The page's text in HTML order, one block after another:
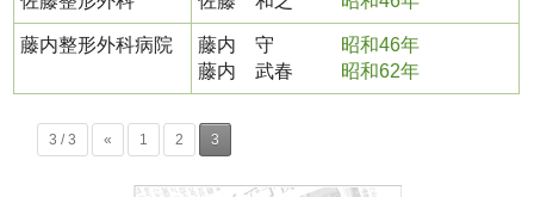
藤内整形外科病院 藤内 守
昭和46年
藤内 武春
昭和62年
3 / 3 « 1 2 3